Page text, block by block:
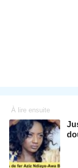
À lire ensuite